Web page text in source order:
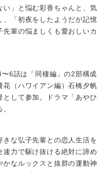
い」と悩む彩香ちゃんと、気
「初夜をしたようだが記憶
輩の悩ましくも愛おしいカ
6話は「同棲編」の2部構成
花（ハワイアン編）石橋夕帆
として参加。ドラマ「あやひ
きな弘子先輩との恋人生活を
力で駆け抜ける絶対に諦め
なルックスと抜群の運動神